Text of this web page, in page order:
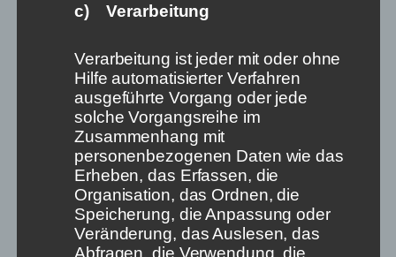
Why We Need „Autoplay“
For News
c) Verarbeitung
Verarbeitung ist jeder mit oder ohne
Hilfe automatisierter Verfahren
ausgeführte Vorgang oder jede
solche Vorgangsreihe im
Zusammenhang mit
personenbezogenen Daten wie das
Erheben, das Erfassen, die
Organisation, das Ordnen, die
Speicherung, die Anpassung oder
Veränderung, das Auslesen, das
Abfragen, die Verwendung, die